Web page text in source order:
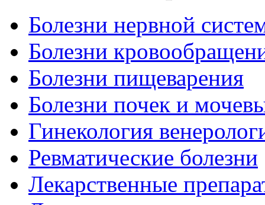
Болезни нервной
Болезни
Болезни пищеварения
Болезни почек и
Гинекология
Ревматические болезни
Лекарственные